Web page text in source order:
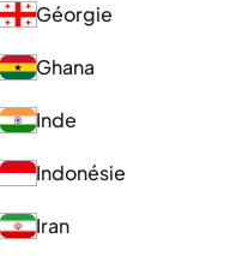
Géorgie
Ghana
Inde
Indonésie
Iran